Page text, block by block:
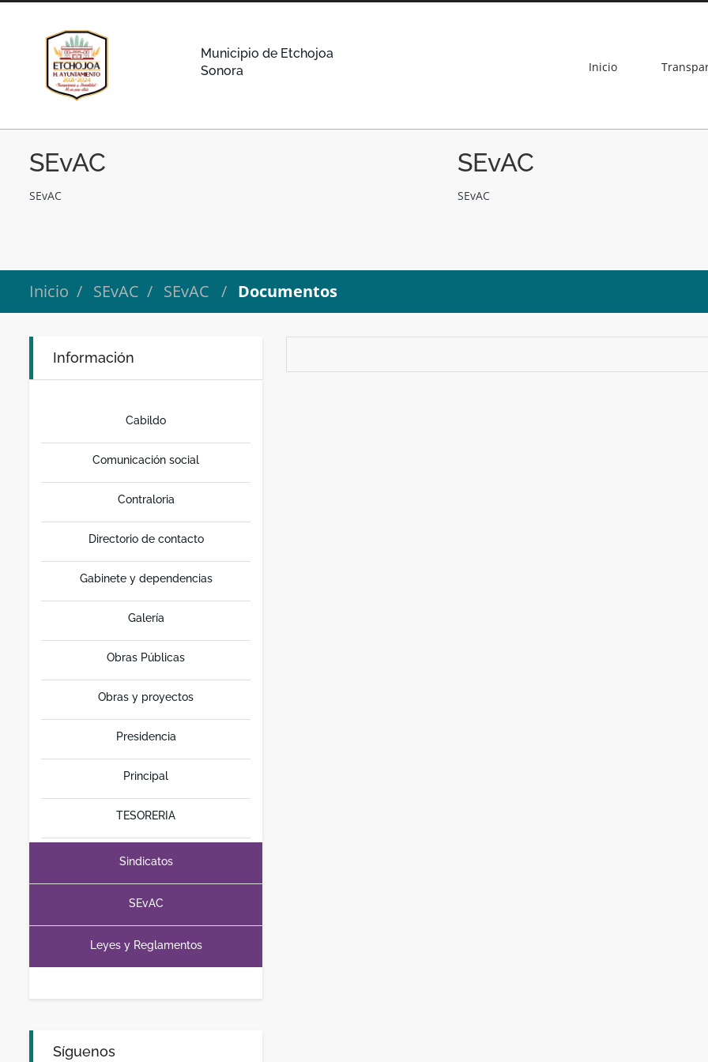
Municipio de Etchojoa
Sonora
Inicio
SEvAC
SEvAC
SEvAC
SEvAC
Inicio SEvAC SEvAC Documentos
Información
Cabildo
Comunicación social
Contraloria
Directorio de contacto
Gabinete y dependencias
Galería
Obras Públicas
Obras y proyectos
Presidencia
Principal
TESORERIA
Sindicatos
SEvAC
Leyes y Reglamentos
Síguenos